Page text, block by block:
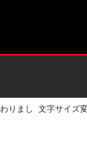
文字サイズ
りまし